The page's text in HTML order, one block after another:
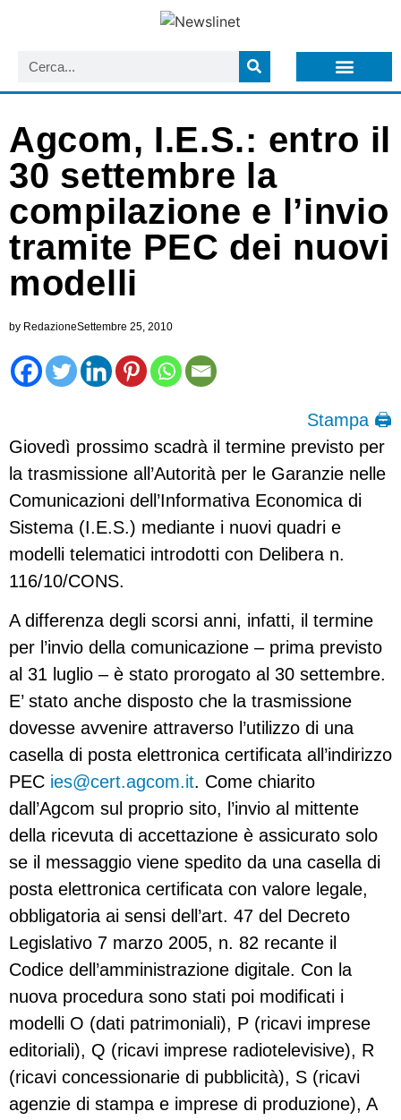
Agcom, I.E.S.: entro il
30 settembre la
compilazione e l’invio
tramite PEC dei nuovi
modelli
by RedazioneSettembre 25, 2010
Stampa 🖨
Giovedì prossimo scadrà il termine previsto per
la trasmissione all’Autorità per le Garanzie nelle
Comunicazioni dell’Informativa Economica di
Sistema (I.E.S.) mediante i nuovi quadri e
modelli telematici introdotti con Delibera n.
116/10/CONS.
A differenza degli scorsi anni, infatti, il termine
per l’invio della comunicazione – prima previsto
al 31 luglio – è stato prorogato al 30 settembre.
E’ stato anche disposto che la trasmissione
dovesse avvenire attraverso l’utilizzo di una
casella di posta elettronica certificata all’indirizzo
PEC ies@cert.agcom.it. Come chiarito
dall’Agcom sul proprio sito, l’invio al mittente
della ricevuta di accettazione è assicurato solo
se il messaggio viene spedito da una casella di
posta elettronica certificata con valore legale,
obbligatoria ai sensi dell’art. 47 del Decreto
Legislativo 7 marzo 2005, n. 82 recante il
Codice dell’amministrazione digitale. Con la
nuova procedura sono stati poi modificati i
modelli O (dati patrimoniali), P (ricavi imprese
editoriali), Q (ricavi imprese radiotelevisive), R
(ricavi concessionarie di pubblicità), S (ricavi
agenzie di stampa e imprese di produzione), A